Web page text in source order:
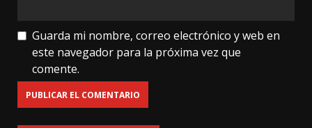
Guarda mi nombre, correo electrónico y web en
este navegador para la próxima vez que
comente.